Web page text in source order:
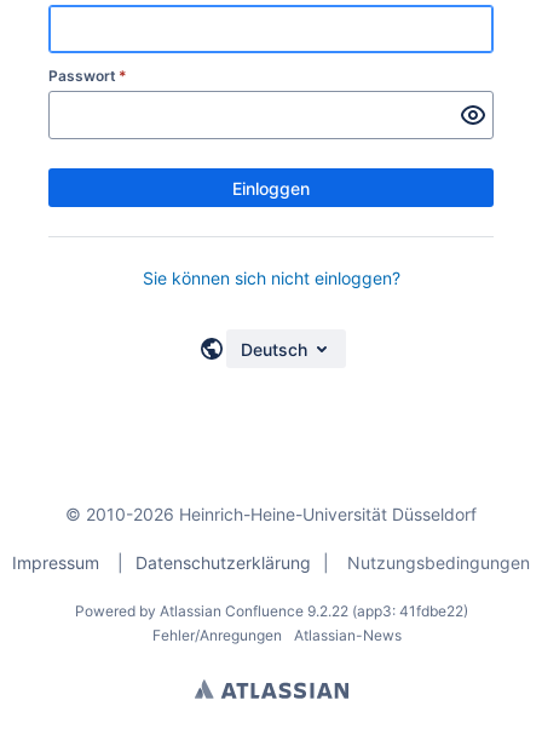
Passwort *
Einloggen
Sie können sich nicht einloggen?
Deutsch
© 2010-2026 Heinrich-Heine-Universität Düsseldorf
Impressum Datenschutzerklärung Nutzungsbedingungen
Powered by Atlassian Confluence 9.2.22 (app3: 41fdbe22)
Fehler/Anregungen
Atlassian-News